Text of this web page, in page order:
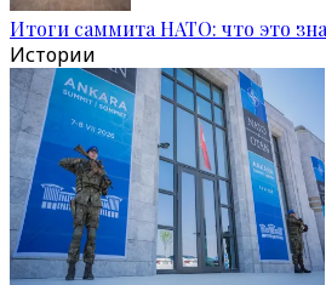
Итоги саммита НАТО: что это
Истории